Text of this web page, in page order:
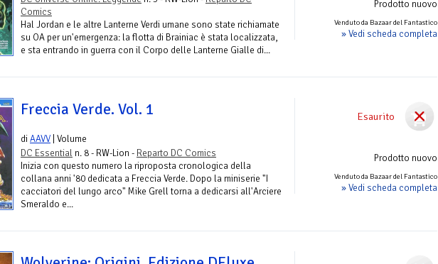
Prodotto nuovo
Venduto da Bazaar del Fantastico
» Vedi scheda completa
Comics
Hal Jordan e le altre Lanterne Verdi umane sono state richiamate
su OA per un'emergenza: la flotta di Brainiac è stata localizzata,
e sta entrando in guerra con il Corpo delle Lanterne Gialle di...
Esaurito
Prodotto nuovo
Venduto da Bazaar del Fantastico
» Vedi scheda completa
Freccia Verde. Vol. 1
diAAVV | Volume
DC Essential n. 8 - RW-Lion - Reparto DC Comics
Inizia con questo numero la riproposta cronologica della
collana anni '80 dedicata a Freccia Verde. Dopo la miniserie "I
cacciatori del lungo arco" Mike Grell torna a dedicarsi all'Arciere
Smeraldo e...